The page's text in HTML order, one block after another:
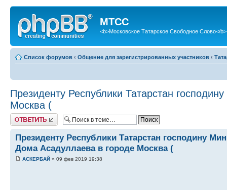
МТСС
<b>Московское Татарское Свободное Слово</b>
Список форумов ‹ Общение для зарегистрированных участников ‹
Президенту Республики Татарстан
Москва (
Ответить
Президенту Республики Татарстан господину
Дома Асадуллаева в городе Москва (
АСКЕРБАЙ » 09 фев 2019 19:38